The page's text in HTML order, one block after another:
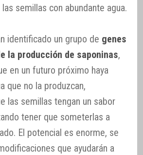
semillas con abundante agua.
identificado un grupo de genes
la producción de saponinas,
en un futuro próximo haya
que no la produzcan,
las semillas tengan un sabor
tener que someterlas a
El potencial es enorme, se
que ayudarán a